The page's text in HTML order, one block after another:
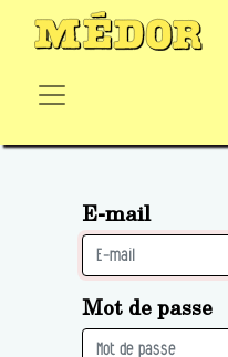
E-mail
Mot de passe